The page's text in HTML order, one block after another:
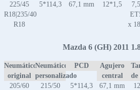
225/45
R18|235/40
R18
5*114,3 67,1 mm 12*1,5
x
Mazda 6 (GH) 2011
Neumático
original
Neumático
personalizado
PCD
Agujero
central
de
205/60
215/50
5*114,3 67,1 mm